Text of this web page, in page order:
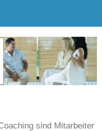
sind Mitarbeiter